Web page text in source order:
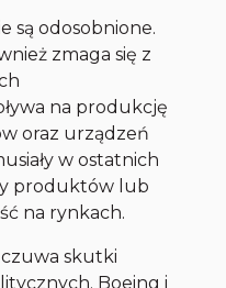
są odosobnione.
zmaga się z
na produkcję
oraz urządzeń
w ostatnich
produktów lub
na rynkach.
skutki
Boeing i